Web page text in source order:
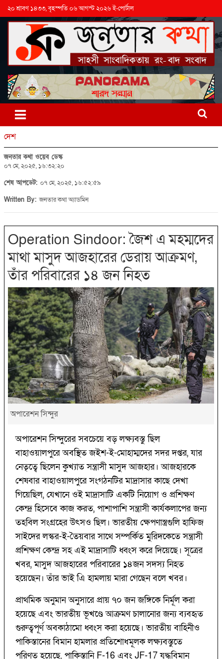
২০ শ্রাবণ ১৪৩৩, বৃহস্পতি ০৬ আগস্ট ২০২৬ ই-পোর্টাল
দেশ
জনতার কথা ওয়েব ডেস্ক
০৭ মে, ২০২৫, ১৬:৩২:২০
শেষ আপডেট: ০৭ মে, ২০২৫, ১৬:৫২:৫৯
Written By:জনতার কথা অ্যাডমিন
Operation Sindoor: জৈশ এ মহম্মদের
মাথা মাসুদ আজহারের ডেরায় আক্রমণ,
তাঁর পরিবারের ১৪ জন নিহত
অপারেশন সিন্দুর
অপারেশন সিন্দুরের সবচেয়ে বড় লক্ষ্যবস্তু ছিল
বাহাওয়ালপুরে অবস্থিত জইশ-ই-মোহাম্মদের সদর দপ্তর, যার
নেতৃত্বে ছিলেন কুখ্যাত সন্ত্রাসী মাসুদ আজহার। আজহারকে
শেষবার বাহাওয়ালপুরে সংগঠনটির মাদ্রাসার কাছে দেখা
গিয়েছিল, যেখানে ওই মাদ্রাসাটি একটি নিয়োগ ও প্রশিক্ষণ
কেন্দ্র হিসেবে কাজ করত, পাশাপাশি সন্ত্রাসী কার্যকলাপের জন্য
তহবিল সংগ্রহের উৎসও ছিল। ভারতীয় ক্ষেপণাস্ত্রগুলি হাফিজ
সাইদের লস্কর-ই-তৈয়বার সাথে সম্পর্কিত মুরিদকেতে সন্ত্রাসী
প্রশিক্ষণ কেন্দ্র সহ এই মাদ্রাসাটি ধ্বংস করে দিয়েছে। সূত্রের
খবর, মাসুদ আজহারের পরিবারের ১৪জন সদস্য নিহত
হয়েছেন। তাঁর ভাই এি হামলায় মারা গেছেন বলে খবর।
প্রাথমিক অনুমান অনুসারে প্রায় ৭০ জন জঙ্গিকে নির্মূল করা
হয়েছে এবং ভারতীয় ভূখণ্ডে আক্রমণ চালানোর জন্য ব্যবহৃত
গুরুত্বপূর্ণ অবকাঠামো ধ্বংস করা হয়েছে। ভারতীয় বাহিনীও
পাকিস্তানের বিমান হামলার প্রতিশোধমূলক লক্ষ্যবস্তুতে
পরিণত হয়েছে, পাকিস্তানি F-16 এবং JF-17 যুদ্ধবিমান